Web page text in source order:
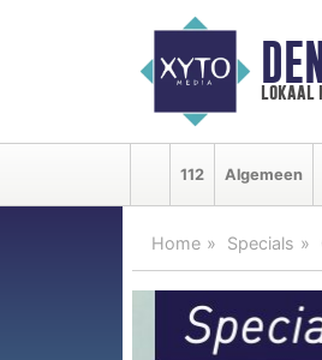
lokaal
112 Algemeen
Home Specials